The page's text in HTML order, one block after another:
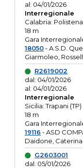
al: 04/01/2026
Interregionale
Calabria: Polistena
18 m
Gara
18050- A.S.D.
Giarmoleo,
R2619002
dal: 04/01/2026
al: 04/01/2026
Interregionale
Sicilia: Trapani (TP)
18 m
Gara
19116 - ASD
Daidone, Caterina
G2603001
dal: 05/01/2026